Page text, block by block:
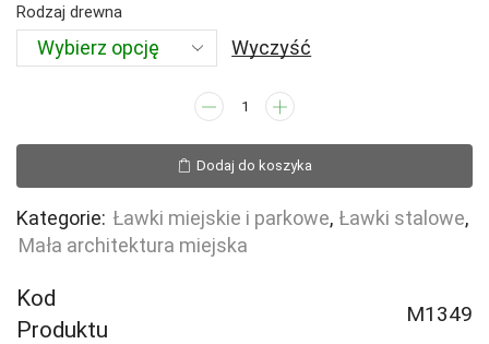
Rodzaj drewna
Wyczyść
ilość
stalowa
Trapez
Dodaj do koszyka
Kategorie: Ławki miejskie i parkowe, Ławki stalowe,
Mała architektura miejska
Kod
Produktu
M1349